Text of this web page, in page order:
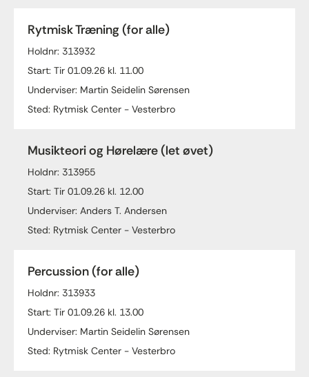
Rytmisk Træning (for alle)
Holdnr: 313932
Start: Tir 01.09.26 kl. 11.00
Underviser: Martin Seidelin Sørensen
Sted: Rytmisk Center - Vesterbro
Musikteori og Hørelære (let øvet)
Holdnr: 313955
Start: Tir 01.09.26 kl. 12.00
Underviser: Anders T. Andersen
Sted: Rytmisk Center - Vesterbro
Percussion (for alle)
Holdnr: 313933
Start: Tir 01.09.26 kl. 13.00
Underviser: Martin Seidelin Sørensen
Sted: Rytmisk Center - Vesterbro